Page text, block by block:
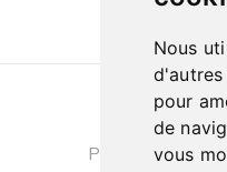
Nous
pour
de
vous
Conditions
Politique de